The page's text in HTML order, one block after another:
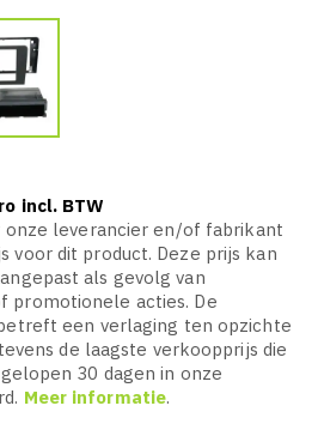
incl. BTW
onze leverancier en/of fabrikant
voor dit product. Deze prijs kan
als gevolg van
acties. De
een verlaging ten opzichte
de laagste verkoopprijs die
30 dagen in onze
Meer informatie.